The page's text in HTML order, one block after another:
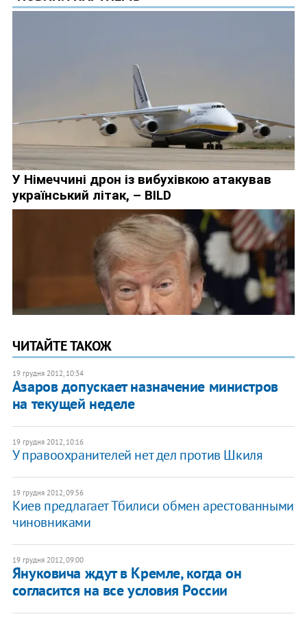
ЧИТАЙТЕ ТАКОЖ
19 грудня 2012, 10:34
Азаров допускает назначение министров
на текущей неделе
19 грудня 2012, 10:16
У правоохранителей нет дел против Шкиля
19 грудня 2012, 09:56
Киев предлагает Тбилиси обмен арестованными
чиновниками
19 грудня 2012, 09:00
Януковича ждут в Кремле, когда он
согласится на все условия России